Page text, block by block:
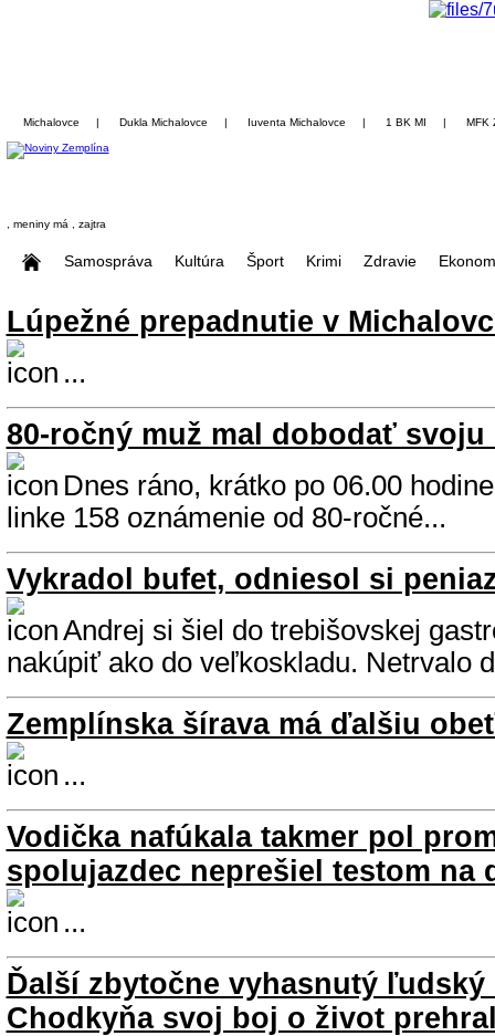
Michalovce | Dukla Michalovce | Iuventa Michalovce | 1 BK MI | MFK
, meniny má , zajtra
Samospráva Kultúra Šport Krimi Zdravie
Lúpežné prepadnutie v
...
80-ročný muž mal dobodať svoju
Dnes ráno, krátko po 06.00
linke 158 oznámenie od 80-ročné...
Vykradol bufet, odniesol si
Andrej si šiel do trebišovskej
nakúpiť ako do veľkoskladu. Netrvalo
Zemplínska šírava má ďalšiu
...
Vodička nafúkala takmer pol
spolujazdec neprešiel testom na
...
Ďalší zbytočne vyhasnutý ľudský
Chodkyňa svoj boj o život